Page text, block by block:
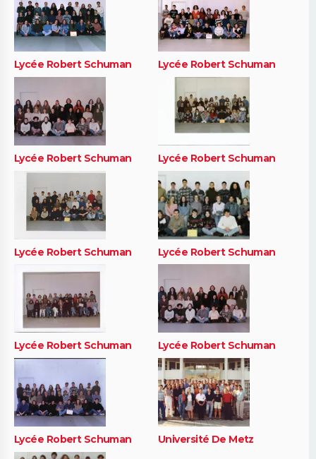
Lycée Robert Schuman Lycée Robert Schuman
Lycée Robert Schuman Lycée Robert Schuman
Lycée Robert Schuman Lycée Robert Schuman
Lycée Robert Schuman Lycée Robert Schuman
Lycée Robert Schuman Université De Metz